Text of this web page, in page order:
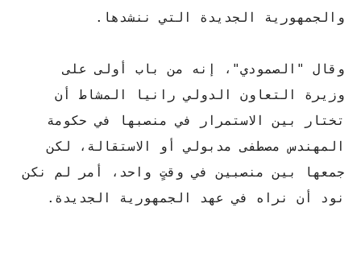
والجمهورية الجديدة التي ننشدها.
وقال "الصمودي"، إنه من باب أولى على
وزيرة التعاون الدولي رانيا المشاط أن
تختار بين الاستمرار في منصبها في حكومة
المهندس مصطفى مدبولي أو الاستقالة، لكن
جمعها بين منصبين في وقتٍ واحد، أمر لم نكن
نود أن نراه في عهد الجمهورية الجديدة.